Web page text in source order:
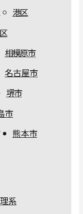
港区
相模原市
名古屋市
堺市
市
熊本市
系